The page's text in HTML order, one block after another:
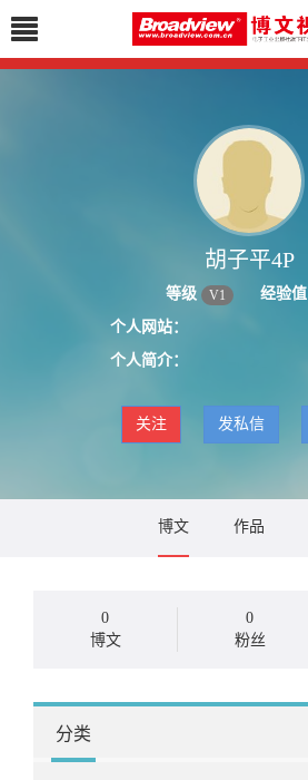
胡子平4P
等级 V1 经验值
个人网站：
个人简介：
关注 发私信
博文 作品
0
博文
0
粉丝
分类